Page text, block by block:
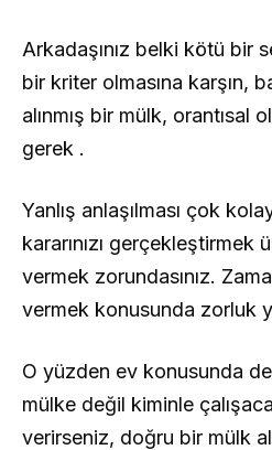
Arkadaşınız belki kötü bir
bir kriter olmasına karşın,
alınmış bir mülk,
gerek .
Yanlış anlaşılması çok
kararınızı
vermek zorundasınız.
vermek konusunda zorluk
O yüzden ev konusunda
mülke değil kiminle
verirseniz, doğru bir mülk